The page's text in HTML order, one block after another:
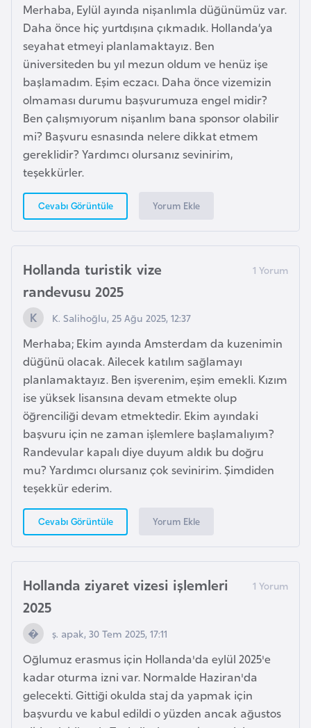
Merhaba, Eylül ayında nişanlımla düğünümüz var.
Daha önce hiç yurtdışına çıkmadık. Hollanda’ya
seyahat etmeyi planlamaktayız. Ben
üniversiteden bu yıl mezun oldum ve henüz işe
başlamadım. Eşim eczacı. Daha önce vizemizin
olmaması durumu başvurumuza engel midir?
Ben çalışmıyorum nişanlım bana sponsor olabilir
mi? Başvuru esnasında nelere dikkat etmem
gereklidir? Yardımcı olursanız sevinirim,
teşekkürler.
Cevabı Görüntüle Yorum Ekle
Hollanda turistik vize
randevusu 2025
K. Salihoğlu, 25 Ağu 2025, 12:37
Merhaba; Ekim ayında Amsterdam da kuzenimin
düğünü olacak. Ailecek katılım sağlamayı
planlamaktayız. Ben işverenim, eşim emekli. Kızım
ise yüksek lisansına devam etmekte olup
öğrenciliği devam etmektedir. Ekim ayındaki
başvuru için ne zaman işlemlere başlamalıyım?
Randevular kapalı diye duyum aldık bu doğru
mu? Yardımcı olursanız çok sevinirim. Şimdiden
teşekkür ederim.
Cevabı Görüntüle Yorum Ekle
Hollanda ziyaret vizesi işlemleri
2025
ş. apak, 30 Tem 2025, 17:11
Oğlumuz erasmus için Hollanda'da eylül 2025'e
kadar oturma izni var. Normalde Haziran'da
gelecekti. Gittiği okulda staj da yapmak için
başvurdu ve kabul edildi o yüzden ancak ağustos
B
o
s
n
a
H
e
r
s
e
k
l
g
a
r
i
s
t
a
n
B
u
r
k
i
n
F
a
s
o
Ç
a
d